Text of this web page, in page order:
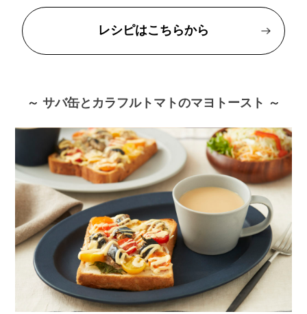
レシピはこちらから
～ サバ缶とカラフルトマトのマヨトースト ～